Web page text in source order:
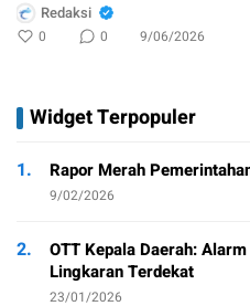
Redaksi
0 0 9/06/2026
Widget Terpopuler
1. Rapor Merah
9/02/2026
2.
OTT Kepala Daerah:
Lingkaran Terdekat
23/01/2026